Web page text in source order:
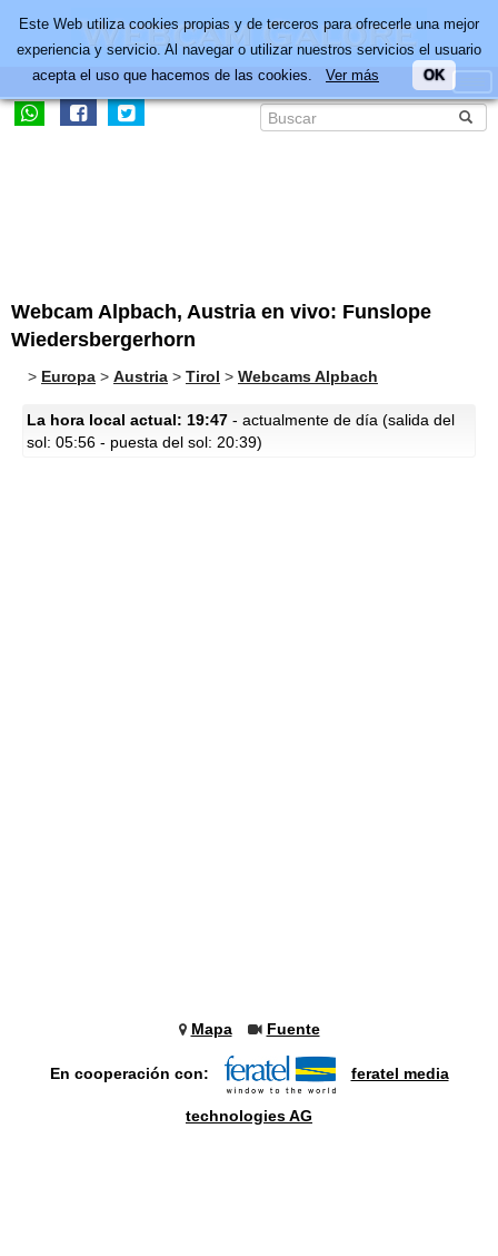
Webcam Alpbach, Austria en vivo: Funslope
Wiedersbergerhorn
> Europa > Austria > Tirol > Webcams Alpbach
La hora local actual: 19:47 - actualmente de día (salida del
sol: 05:56 - puesta del sol: 20:39)
Mapa Fuente
En cooperación con: feratel media
technologies AG
Este Web utiliza cookies propias y de terceros para ofrecerle una mejor
experiencia y servicio. Al navegar o utilizar nuestros servicios el usuario
acepta el uso que hacemos de las cookies. Ver más OK